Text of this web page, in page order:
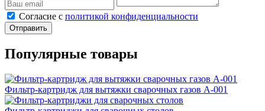
Cогласие с политикой конфиденциальности
Отправить
Популярные товары
Фильтр-картридж для вытяжки сварочных газов А-001